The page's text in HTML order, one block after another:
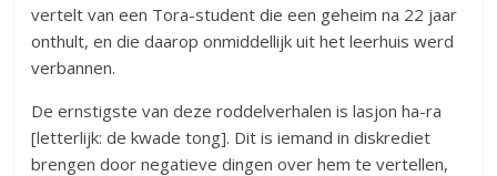
vertelt van een Tora-student die een geheim na 22 jaar
onthult, en die daarop onmiddellijk uit het leerhuis werd
verbannen.
De ernstigste van deze roddelverhalen is lasjon ha-ra
[letterlijk: de kwade tong]. Dit is iemand in diskrediet
brengen door negatieve dingen over hem te vertellen,